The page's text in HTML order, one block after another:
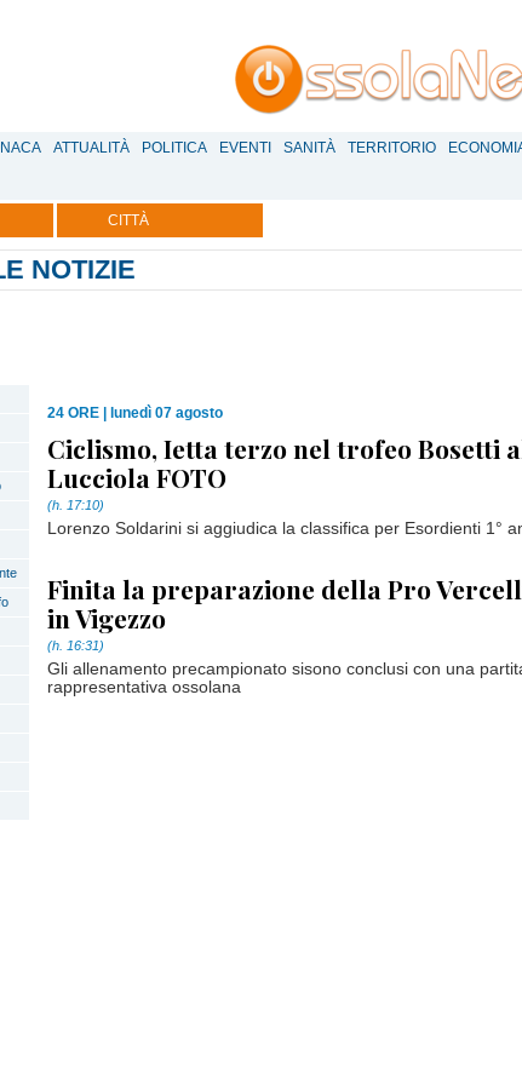
ATTUALITÀ POLITICA EVENTI SANITÀ TERRITORIO
CITTÀ
NOTIZIE
24 ORE lunedì 07 agosto
Ciclismo, Ietta terzo nel trofeo Bosetti
Lucciola FOTO
(h. 17:10)
Lorenzo Soldarini si aggiudica la classifica per Esordienti 1°
Finita la preparazione della Pro
in Vigezzo
(h. 16:31)
Gli allenamento precampionato sisono conclusi con una
rappresentativa ossolana